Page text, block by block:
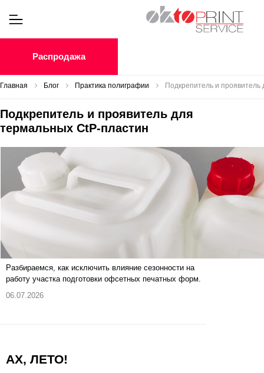
Распродажа
Главная Блог Практика полиграфии Подкрепитель и
Подкрепитель и проявитель для
термальных СtP-пластин
Разбираемся, как исключить влияние сезонности на
работу участка подготовки офсетных печатных форм.
06.07.2026
АХ, ЛЕТО!